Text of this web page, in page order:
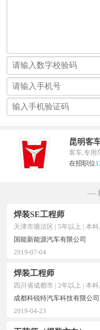
昆明客
客车,专用
在招职位
—
焊装SE工程师
天津市塘沽区 | 5年以上 | 本
国能新能源汽车有限公司
2019-07-04
焊装工程师
四川省成都市 | 2年以上 | 本
成都科锐特汽车科技有限公司
2019-04-23